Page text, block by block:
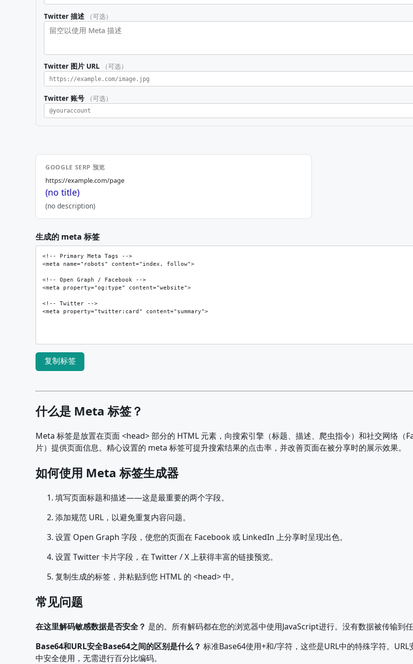
Twitter 描述 （可选）
Twitter 图片 URL （可选）
Twitter 账号 （可选）
GOOGLE SERP 预览
https://example.com/page
(no title)
(no description)
生成的 meta 标签
复制标签
什么是 Meta 标签？
Meta 标签是放置在页面 <head> 部分的 HTML 元素，向搜索引擎（标题、描述、爬虫指令）和社交网络
片）提供页面信息。精心设置的 meta 标签可提升搜索结果的点击率，并改善页面在被分享时的展示效果。
如何使用 Meta 标签生成器
填写页面标题和描述——这是最重要的两个字段。
添加规范 URL，以避免重复内容问题。
设置 Open Graph 字段，使您的页面在 Facebook 或 LinkedIn 上分享时呈现出色。
设置 Twitter 卡片字段，在 Twitter / X 上获得丰富的链接预览。
复制生成的标签，并粘贴到您 HTML 的 <head> 中。
常见问题
在这里解码敏感数据是否安全？ 是的。所有解码都在您的浏览器中使用JavaScript进行。没有数据被传输到
Base64和URL安全Base64之间的区别是什么？ 标准Base64使用+和/字符，这些是URL中的特殊字符。
中安全使用，无需进行百分比编码。